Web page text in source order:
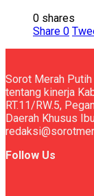
0 shares
Share 0
Sorot Merah
tentang kinerja
RT.11/RW.5,
Daerah Khusus
Follow Us